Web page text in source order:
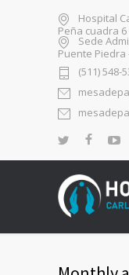
Hospital
Peña cuadra
Sede
Puente Piedra
(511) 548-